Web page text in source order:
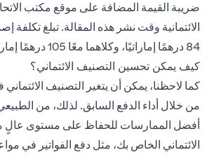
ضريبة القيمة المضافة على موقع مكتب
الائتمانية وقت نشر هذه المقالة. تبلغ تكلفة
84 درهمًا إماراتيًا، وكلاهما معًا 105 درهمًا إماراتيًا.
كيف يمكن تحسين التصنيف الائتماني؟
كما لاحظنا، يمكن أن يتغير التصنيف
من خلال أداء الدفع السابق. لذلك، من
أفضل الممارسات للحفاظ على مستوى عالٍ
الائتماني الخاص بك، مثل دفع الفواتير في